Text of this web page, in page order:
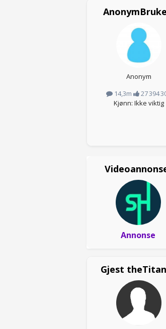
Anonym
14,3m
27 394
Kjønn: Ikke viktig
Annonse
Gjest